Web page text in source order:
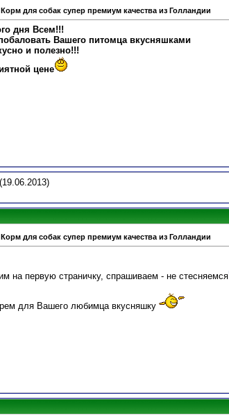
для собак супер премиум качества из Голландии
дня Всем!!!
Вашего питомца вкусняшками
и полезно!!!
цене
(19.06.2013)
для собак супер премиум качества из Голландии
на первую страничку, спрашиваем - не стесняемся
для Вашего любимца вкусняшку